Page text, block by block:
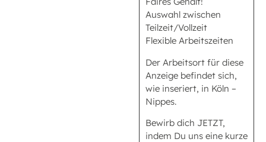
Auswahl zwischen
Teilzeit/Vollzeit
Flexible Arbeitszeiten
Der Arbeitsort für diese
Anzeige befindet sich,
wie inseriert, in Köln –
Nippes.
Bewirb dich JETZT,
indem Du uns eine kurze